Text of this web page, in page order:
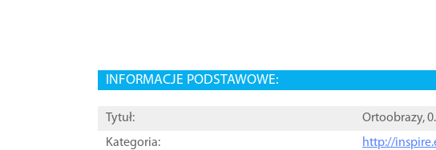
INFORMACJE PODSTAWOWE:
Tytuł:
Ortoobrazy,
Kategoria:
http://